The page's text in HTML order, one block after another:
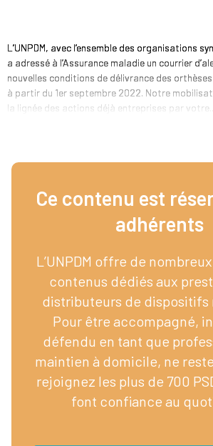
L’UNPDM, avec l’ensemble des organisations
a adressé à l’Assurance maladie un courrier
nouvelles conditions de délivrance des orthèses
à partir du 1er septembre 2022. Notre
la lignée des actions déjà entreprises par votre...
Ce contenu est
adhérents​
L’UNPDM offre de
contenus dédiés aux
distributeurs de dispositifs
Pour être accompagné,
défendu en tant que
maintien à domicile, ne
rejoignez les plus de 700
font confiance au